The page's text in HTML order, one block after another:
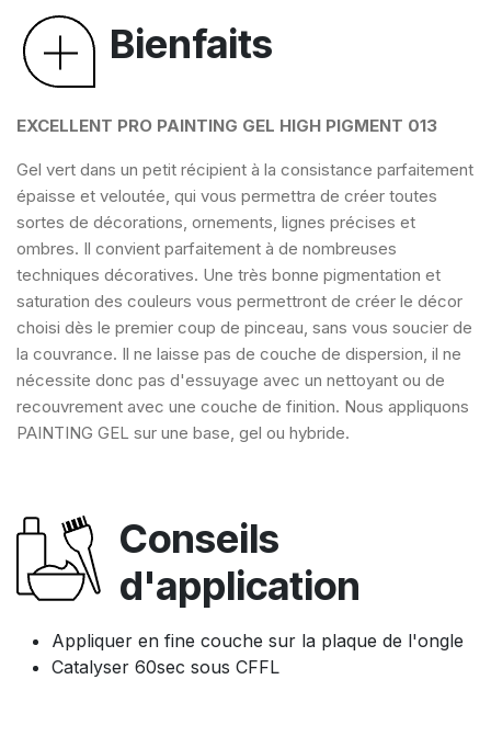
Bienfaits
EXCELLENT PRO PAINTING GEL HIGH PIGMENT 013
Gel vert dans un petit récipient à la consistance parfaitement
épaisse et veloutée, qui vous permettra de créer toutes
sortes de décorations, ornements, lignes précises et
ombres. Il convient parfaitement à de nombreuses
techniques décoratives. Une très bonne pigmentation et
saturation des couleurs vous permettront de créer le décor
choisi dès le premier coup de pinceau, sans vous soucier de
la couvrance. Il ne laisse pas de couche de dispersion, il ne
nécessite donc pas d'essuyage avec un nettoyant ou de
recouvrement avec une couche de finition. Nous appliquons
PAINTING GEL sur une base, gel ou hybride.
Conseils
d'application
Appliquer en fine couche sur la plaque de l'ongle
Catalyser 60sec sous CFFL